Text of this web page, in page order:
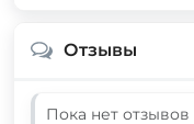
Отзывы
Пока нет отзывов